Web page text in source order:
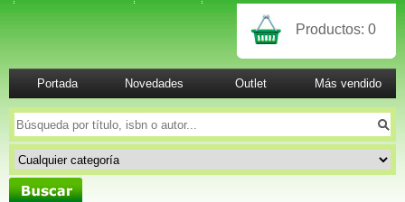
Productos: 0
Portada Novedades Outlet Más vendido